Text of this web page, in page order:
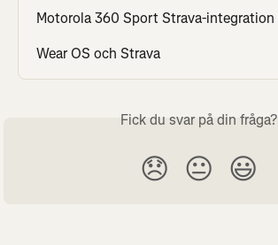
Motorola 360 Sport Strava-integration
Wear OS och Strava
Fick du svar på din fråga?
😞 😐 😃